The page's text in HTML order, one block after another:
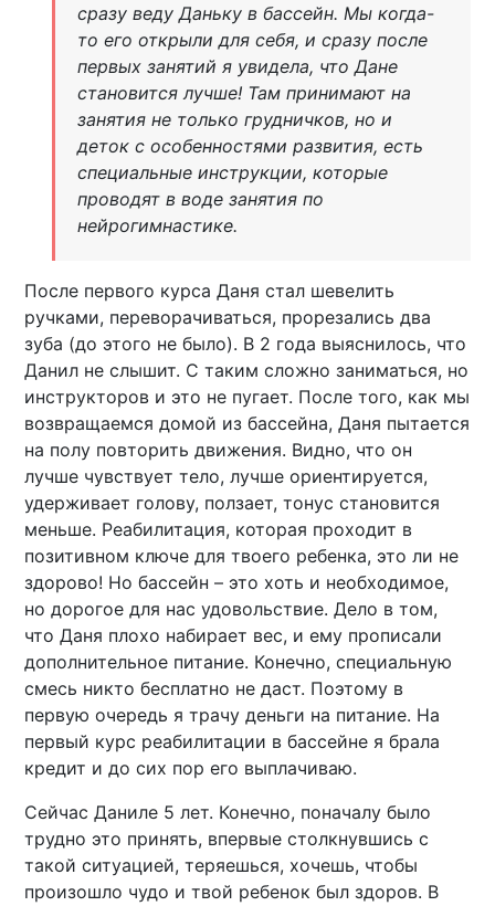
сразу веду Даньку в бассейн. Мы когда-
то его открыли для себя, и сразу после
первых занятий я увидела, что Дане
становится лучше! Там принимают на
занятия не только грудничков, но и
деток с особенностями развития, есть
специальные инструкции, которые
проводят в воде занятия по
нейрогимнастике.
После первого курса Даня стал шевелить
ручками, переворачиваться, прорезались два
зуба (до этого не было). В 2 года выяснилось, что
Данил не слышит. С таким сложно заниматься, но
инструкторов и это не пугает. После того, как мы
возвращаемся домой из бассейна, Даня пытается
на полу повторить движения. Видно, что он
лучше чувствует тело, лучше ориентируется,
удерживает голову, ползает, тонус становится
меньше. Реабилитация, которая проходит в
позитивном ключе для твоего ребенка, это ли не
здорово! Но бассейн – это хоть и необходимое,
но дорогое для нас удовольствие. Дело в том,
что Даня плохо набирает вес, и ему прописали
дополнительное питание. Конечно, специальную
смесь никто бесплатно не даст. Поэтому в
первую очередь я трачу деньги на питание. На
первый курс реабилитации в бассейне я брала
кредит и до сих пор его выплачиваю.
Сейчас Даниле 5 лет. Конечно, поначалу было
трудно это принять, впервые столкнувшись с
такой ситуацией, теряешься, хочешь, чтобы
произошло чудо и твой ребенок был здоров. В